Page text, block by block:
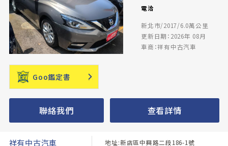
電洽
新北市/2017/6.0萬公里
更新日期：2026年 08月
車商：祥有中古汽車
Goo鑑定書
聯絡我們 查看詳情
祥有中古汽車
地址:新店區中興路二段186-1號